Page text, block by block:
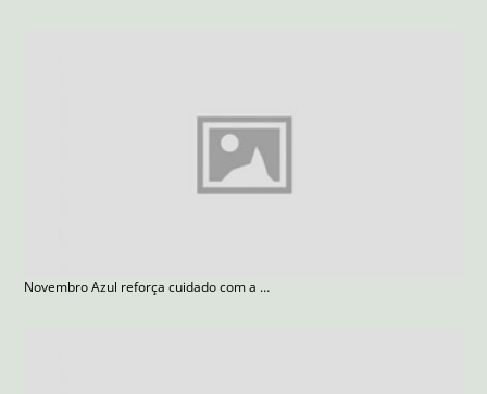
Novembro Azul reforça cuidado com a saúde do homem